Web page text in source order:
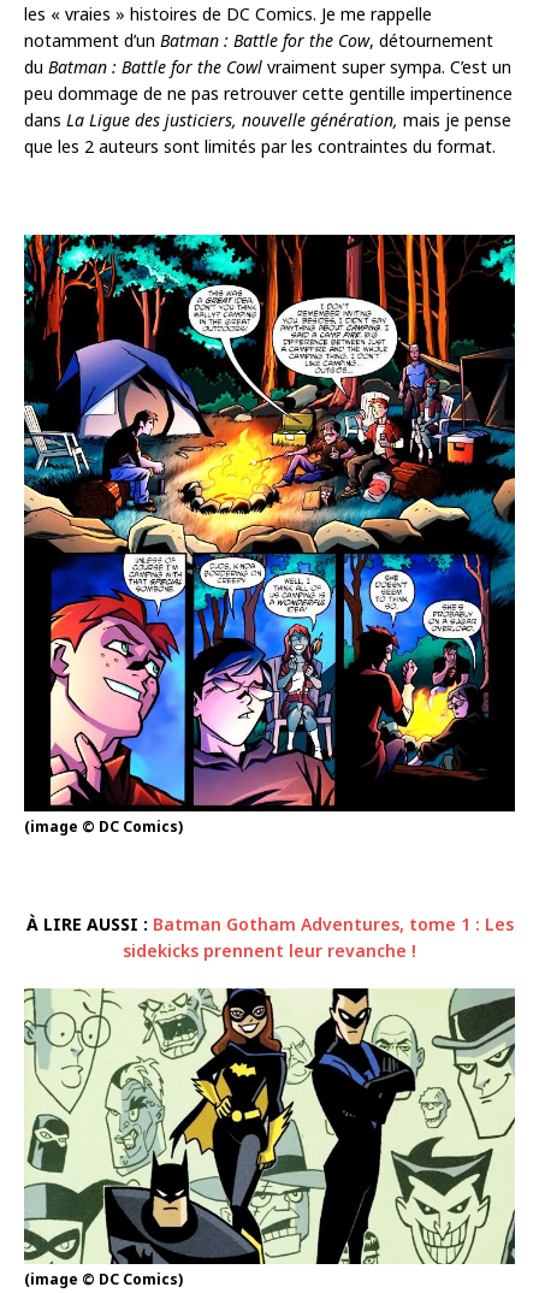
les « vraies » histoires de DC Comics. Je me rappelle
notamment d’un Batman : Battle for the Cow, détournement
du Batman : Battle for the Cowl vraiment super sympa. C’est un
peu dommage de ne pas retrouver cette gentille impertinence
dans La Ligue des justiciers, nouvelle génération, mais je pense
que les 2 auteurs sont limités par les contraintes du format.
(image © DC Comics)
À LIRE AUSSI : Batman Gotham Adventures, tome 1 : Les
sidekicks prennent leur revanche !
(image © DC Comics)